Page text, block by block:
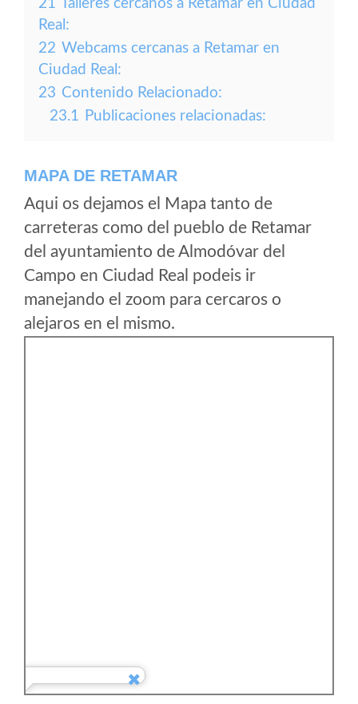
21 Talleres cercanos a Retamar en Ciudad
Real:
22 Webcams cercanas a Retamar en
Ciudad Real:
23 Contenido Relacionado:
23.1 Publicaciones relacionadas:
MAPA DE RETAMAR
Aqui os dejamos el Mapa tanto de
carreteras como del pueblo de Retamar
del ayuntamiento de Almodóvar del
Campo en Ciudad Real podeis ir
manejando el zoom para cercaros o
alejaros en el mismo.